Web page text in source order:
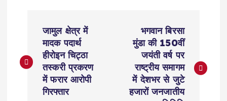
s
जामुल क्षेत्र में
मादक पदार्थ
हीरोइन चिट्ठा
तस्करी प्रकरण
में फरार आरोपी
गिरफ्तार
भगवान बिरसा
मुंडा की 150वीं
जयंती वर्ष पर
राष्ट्रीय समागम
में देशभर से जुटे
हजारों जनजातीय